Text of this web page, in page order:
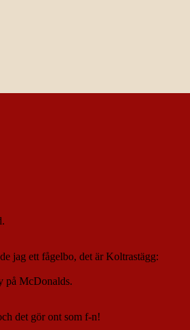
jag ett fågelbo, det är Koltrastägg:
på McDonalds.
det gör ont som f-n!